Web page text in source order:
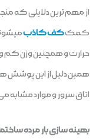
از مهم ترین دلایلی که
کمککف کاذب
حرارت و همچنین وزن کم و
همین دلیل از این پوشش
اتاق سرور و موارد مشابه
بهینه سازی بار مرده